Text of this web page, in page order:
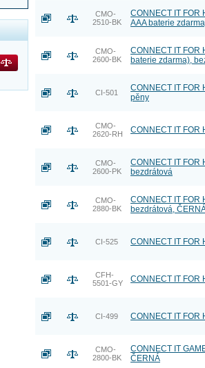
CMO-
2510-BK
CONNECT IT FOR
AAA baterie
CMO-
2600-BK
CONNECT IT FOR
baterie zdarma),
CI-501
CONNECT IT FOR
pěny
CMO-
2620-RH
CONNECT IT FOR
CMO-
2600-PK
CONNECT IT FOR
bezdrátová
CMO-
2880-BK
CONNECT IT FOR
bezdrátová,
CI-525 CONNECT IT FOR
CFH-
5501-GY
CONNECT IT FOR
CI-499 CONNECT IT FOR
CMO-
2800-BK
CONNECT IT
ČERNÁ